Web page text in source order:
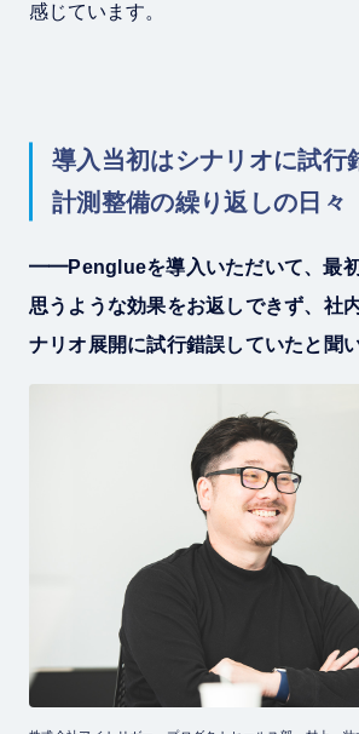
感じています。
導入当初はシナリオに試行
計測整備の繰り返しの日々
━━Penglueを導入いただいて、最
思うような効果をお返しできず、社
ナリオ展開に試行錯誤していたと聞